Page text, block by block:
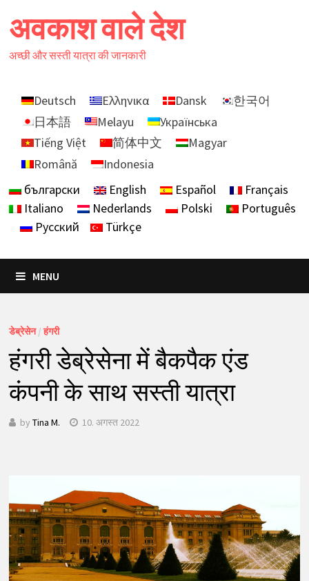
to
content
अवकाश वाले देश
अच्छी और सस्ती यात्रा की जानकारी
Deutsch Ελληνικα Dansk
한국어
日本語
Melayu
Українська
Tiếng Việt
简体中文
Magyar
Română
Indonesia
български
English Español
Français
Italiano
Nederlands Polski
Português
Русский
Türkçe
MENU
डेब्रेसेन/हंगरी
हंगरी डेब्रेसेना में बैकपैक एंड
कंपनी के साथ सस्ती यात्रा
by Tina M. 10. अगस्त 2022